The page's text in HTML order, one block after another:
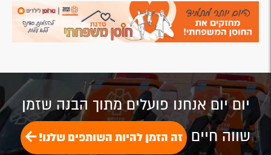
יום יום אנחנו פועלים מתוך הבנה שזמן
שווה חיים זה הזמן להיות השותפים שלנו!